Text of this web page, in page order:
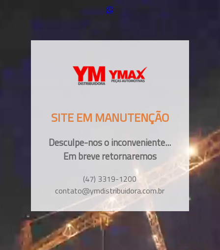
SITE EM MANUTENÇÃO
Desculpe-nos o inconveniente...
Em breve retornaremos
(47) 3319-1200
contato@ymdistribuidora.com.br